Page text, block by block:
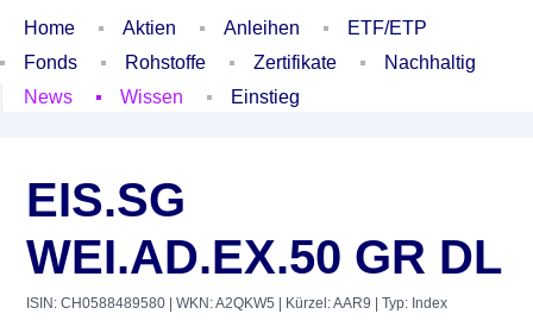
Home Aktien Anleihen
ETF/ETP
Fonds
Rohstoffe Zertifikate
Nachhaltig
News
Wissen Einstieg
EIS.SG
WEI.AD.EX.50 GR DL
ISIN: CH0588489580 | WKN: A2QKW5 | Kürzel: AAR9 | Typ: Index